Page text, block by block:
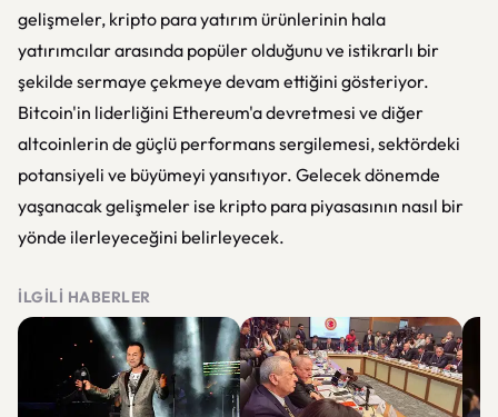
gelişmeler, kripto para yatırım ürünlerinin hala
yatırımcılar arasında popüler olduğunu ve istikrarlı bir
şekilde sermaye çekmeye devam ettiğini gösteriyor.
Bitcoin'in liderliğini Ethereum'a devretmesi ve diğer
altcoinlerin de güçlü performans sergilemesi, sektördeki
potansiyeli ve büyümeyi yansıtıyor. Gelecek dönemde
yaşanacak gelişmeler ise kripto para piyasasının nasıl bir
yönde ilerleyeceğini belirleyecek.
İLGILI HABERLER